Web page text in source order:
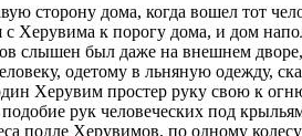
сторону дома, когда вошел тот
с Херувима к порогу дома, и дом
слышен был даже на внешнем дворе,
одетому в льняную одежду,
Херувим простер руку свою к
рук человеческих под
подле Херувимов, по одному